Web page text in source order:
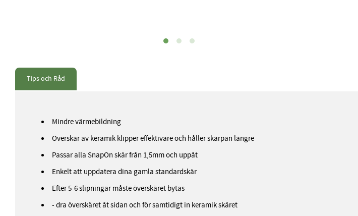
Tips och Råd
Mindre värmebildning
Överskär av keramik klipper effektivare och håller skärpan längre
Passar alla SnapOn skär från 1,5mm och uppåt
Enkelt att uppdatera dina gamla standardskär
Efter 5-6 slipningar måste överskäret bytas
- dra överskäret åt sidan och för samtidigt in keramik skäret